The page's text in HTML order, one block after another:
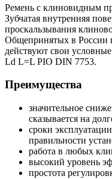
Ремень с клиновидным
Зубчатая внутренняя
проскальзывания
Общепринятых в России
действуют свои
Ld L=L PIO DIN 7753.
Преимущества
значительное
сказывается на
сроки
правильности
работа в любых
высокий уровень
простота